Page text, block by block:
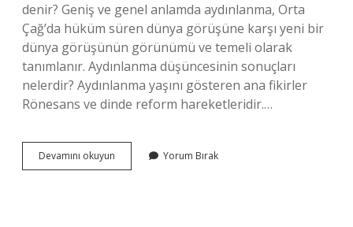
denir? Geniş ve genel anlamda aydınlanma, Orta
Çağ’da hüküm süren dünya görüşüne karşı yeni bir
dünya görüşünün görünümü ve temeli olarak
tanımlanır. Aydınlanma düşüncesinin sonuçları
nelerdir? Aydınlanma yaşını gösteren ana fikirler
Rönesans ve dinde reform hareketleridir.…
Devamını okuyun
Aydınlanmak
Yorum Bırak